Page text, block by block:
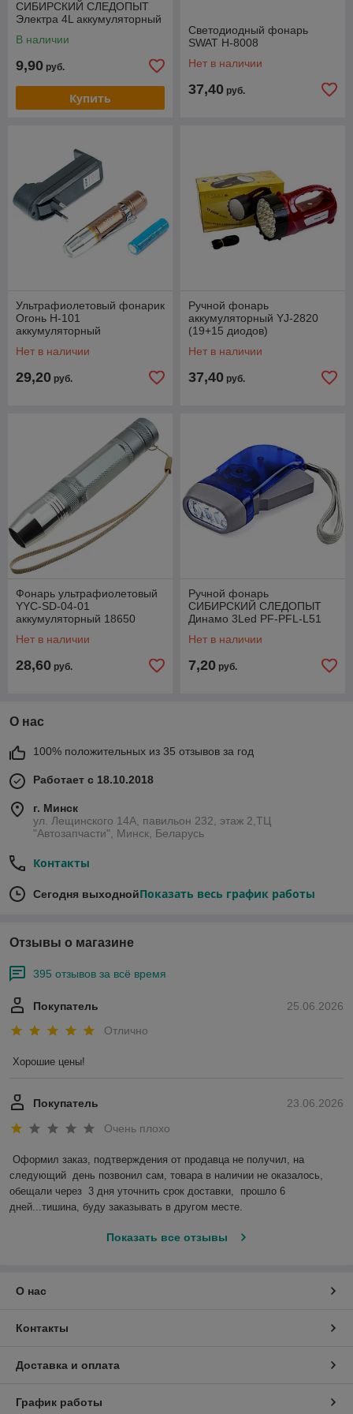
СИБИРСКИЙ СЛЕДОПЫТ
Электра 4L аккумуляторный
В наличии
9,90 руб.
Купить
Светодиодный фонарь
SWAT H-8008
Нет в наличии
37,40 руб.
Ультрафиолетовый фонарик
Огонь H-101
аккумуляторный
Нет в наличии
29,20 руб.
Ручной фонарь
аккумуляторный YJ-2820
(19+15 диодов)
Нет в наличии
37,40 руб.
Фонарь ультрафиолетовый
YYC-SD-04-01
аккумуляторный 18650
Нет в наличии
28,60 руб.
Ручной фонарь
СИБИРСКИЙ СЛЕДОПЫТ
Динамо 3Led PF-PFL-L51
Нет в наличии
7,20 руб.
О нас
100% положительных из 35 отзывов за год
Работает с 18.10.2018
г. Минск
ул. Лещинского 14А, павильон 232, этаж 2,ТЦ
"Автозапчасти", Минск, Беларусь
Контакты
Сегодня выходнойПоказать весь график работы
Отзывы о магазине
395 отзывов за всё время
25.06.2026
Покупатель
Отлично
Хорошие цены!
23.06.2026
Покупатель
Очень плохо
Оформил заказ, подтверждения от продавца не получил, на
следующий  день позвонил сам, товара в наличии не оказалось,
обещали через  3 дня уточнить срок доставки,  прошло 6
дней...тишина, буду заказывать в другом месте.
Показать все отзывы
О нас
Контакты
Доставка и оплата
График работы